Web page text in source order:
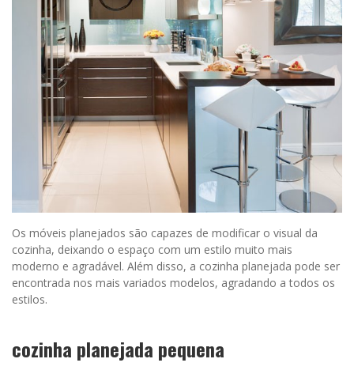
Os móveis planejados são capazes de modificar o visual da
cozinha, deixando o espaço com um estilo muito mais
moderno e agradável. Além disso, a cozinha planejada pode ser
encontrada nos mais variados modelos, agradando a todos os
estilos.
cozinha planejada pequena